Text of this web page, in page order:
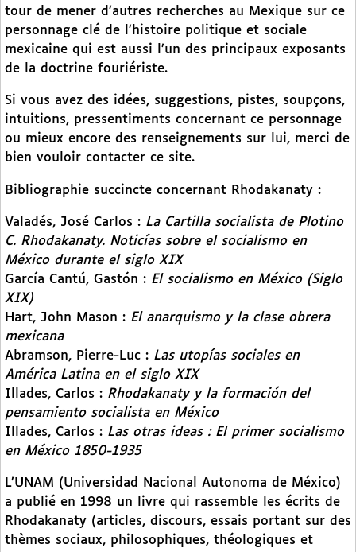
tour de mener d’autres recherches au Mexique sur ce
personnage clé de l’histoire politique et sociale
mexicaine qui est aussi l’un des principaux exposants
de la doctrine fouriériste.
Si vous avez des idées, suggestions, pistes, soupçons,
intuitions, pressentiments concernant ce personnage
ou mieux encore des renseignements sur lui, merci de
bien vouloir contacter ce site.
Bibliographie succincte concernant Rhodakanaty :
Valadés, José Carlos : La Cartilla socialista de Plotino
C. Rhodakanaty. Noticías sobre el socialismo en
México durante el siglo XIX
García Cantú, Gastón : El socialismo en México (Siglo
XIX)
Hart, John Mason : El anarquismo y la clase obrera
mexicana
Abramson, Pierre-Luc : Las utopías sociales en
América Latina en el siglo XIX
Illades, Carlos : Rhodakanaty y la formación del
pensamiento socialista en México
Illades, Carlos : Las otras ideas : El primer socialismo
en México 1850-1935
L’UNAM (Universidad Nacional Autonoma de México)
a publié en 1998 un livre qui rassemble les écrits de
Rhodakanaty (articles, discours, essais portant sur des
thèmes sociaux, philosophiques, théologiques et